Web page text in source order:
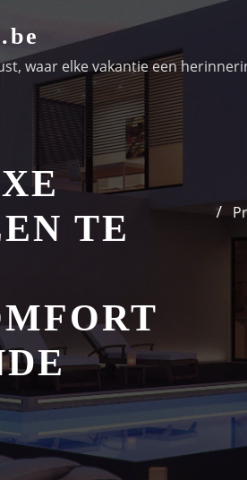
waar elke vakantie een
TE